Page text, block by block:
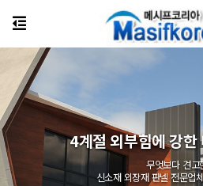
4계절 외부힘에 강한
무엇보다 견고
신소재 외장재 판넬 전문업